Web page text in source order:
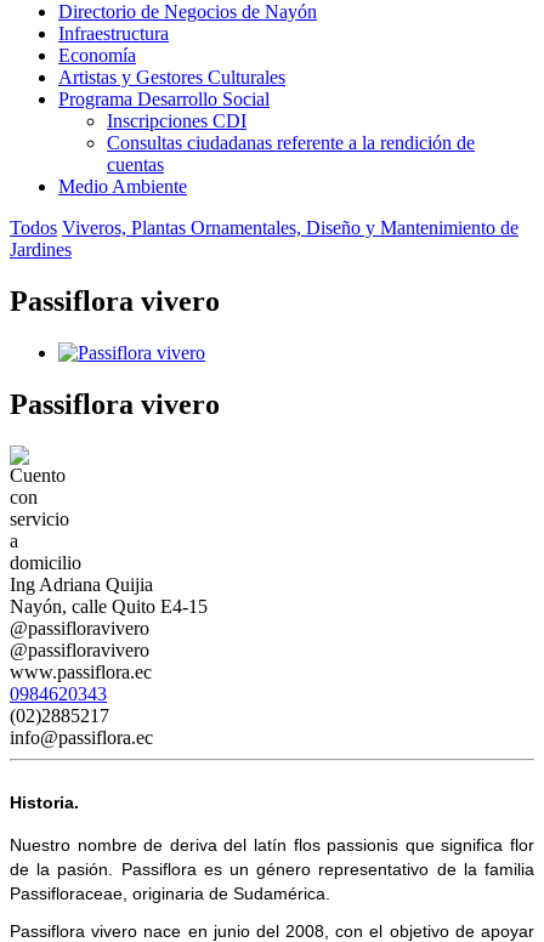
Directorio de Negocios de Nayón
Infraestructura
Economía
Artistas y Gestores Culturales
Programa Desarrollo Social
Inscripciones CDI
Consultas ciudadanas referente a la rendición de
cuentas
Medio Ambiente
Todos Viveros, Plantas Ornamentales, Diseño y Mantenimiento de
Jardines
Passiflora vivero
Passiflora vivero
Ing Adriana Quijia
Nayón, calle Quito E4-15
@passifloravivero
@passifloravivero
www.passiflora.ec
0984620343
(02)2885217
info@passiflora.ec
Historia.
Nuestro nombre de deriva del latín flos passionis que significa flor
de la pasión. Passiflora es un género representativo de la familia
Passifloraceae, originaria de Sudamérica.
Passiflora vivero nace en junio del 2008, con el objetivo de apoyar